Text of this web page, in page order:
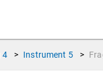
4 > Instrument 5 >